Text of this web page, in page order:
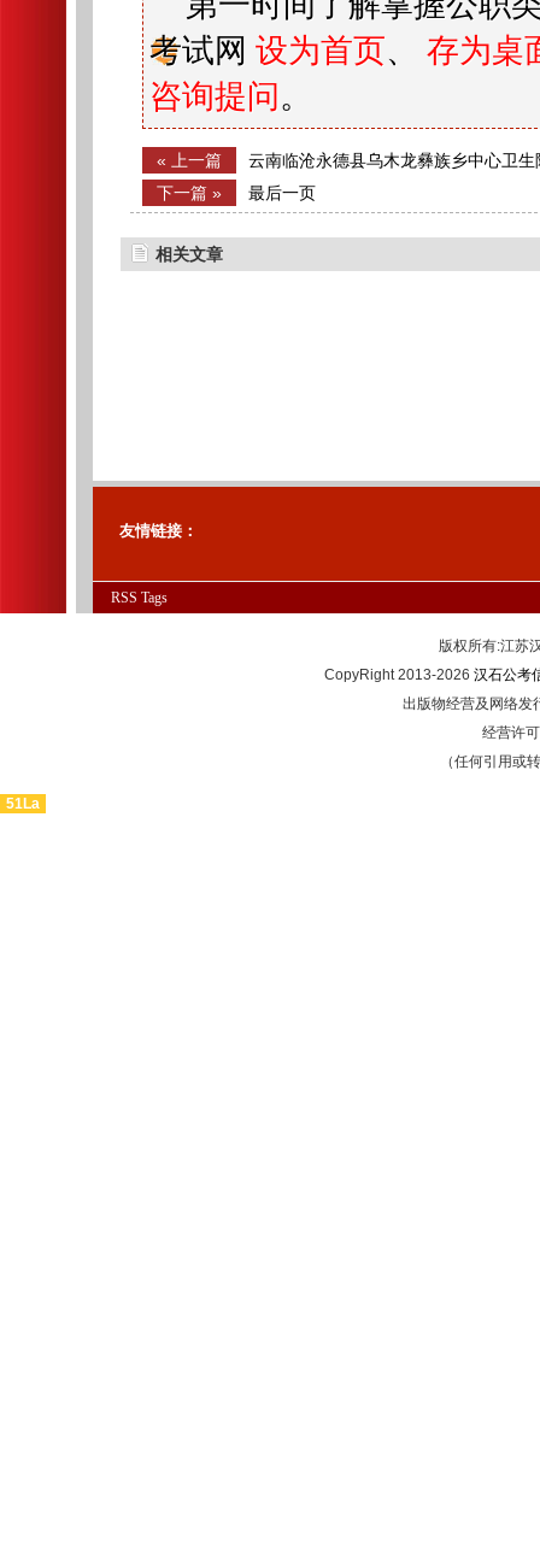
考试网 设为首页、 存为桌
咨询提问 。
« 上一篇 云南临沧永德县乌木龙彝族乡中心卫
的1名公告
下一篇 » 最后一页
相关文章
友情链接：
RSS Tags
版权所有:江
CopyRight 2013-2026 汉石公考
出版物经营及网络发
经营许
（任何引用或
51La